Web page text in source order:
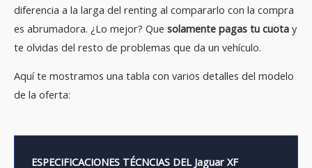
diferencia a la larga del renting al compararlo con la compra
es abrumadora. ¿Lo mejor? Que solamente pagas tu cuota y
te olvidas del resto de problemas que da un vehículo.
Aquí te mostramos una tabla con varios detalles del modelo
de la oferta:
ESPECIFICACIONES TÉCNCIAS DEL Jaguar XF